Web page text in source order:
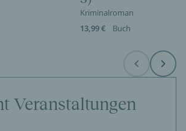
Kriminalroman
13,99 €
Buch
Before Next
Veranstaltungen